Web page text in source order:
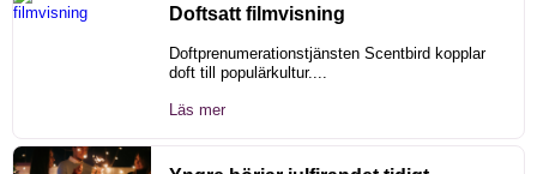
Doftsatt filmvisning
Doftprenumerationstjänsten Scentbird kopplar
doft till populärkultur....
Läs mer